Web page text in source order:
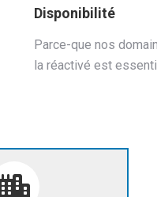
Disponibilité
Parce-que nos
la réactivé est
sur terre